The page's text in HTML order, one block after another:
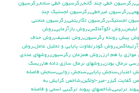
,رگرسيون خطي چند گانه,رگرسيون خطي ساده,رگرسيون
,رگرسيون غيرخطي,رگرسيون لجستيك چند
لجستيک,رگرسيون لگاريتمي,رگرسيون منحني
,روش اكوآماكس,روش بازآزمايي,روش
پيش رونده رگرسيون,روش تصنيف,روش حذف
,روش كودرتفاوت پايايي و تحليل عامل,روش
يا هم ارز ,روش همزمان رگرسيون,روشهاي عددي
نرمال بودن,روشهاي نرمال سازي داده ها,ريسك
اعتبار ,سنجش پايايي,سنجش روايي,سنجش فاصله
كفايت كيزر-مير-اولكين,شاخص گرايش به
ترتيبي,شاخصهاي پيوند تركيبي اسمي و فاصله